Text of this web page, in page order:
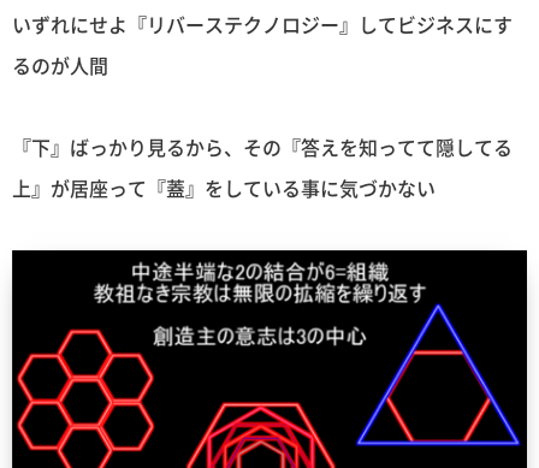
いずれにせよ『リバーステクノロジー』してビジネスにす
るのが人間
『下』ばっかり見るから、その『答えを知ってて隠してる
上』が居座って『蓋』をしている事に気づかない